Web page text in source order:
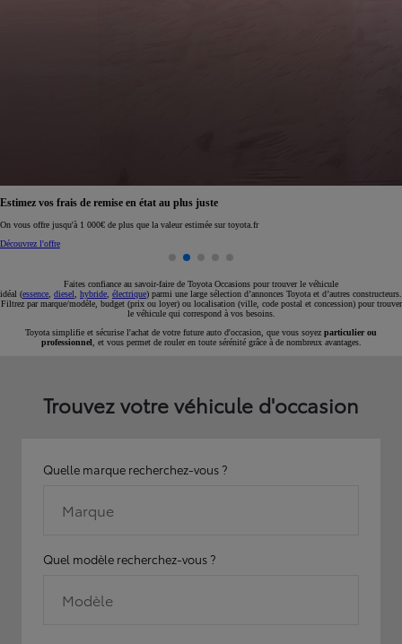
Réservez en ligne votre occasion pour 1€ seulement
Réservez en ligne
Faites confiance au savoir-faire de Toyota Occasions pour trouver le véhicule
idéal (essence diesel hybride électrique) parmi une large sélection d’annonces Toyota et d’autres constructeurs.
Filtrez par marque/modèle, budget (prix ou loyer) ou localisation (ville, code postal et concession) pour trouver
le véhicule qui correspond à vos besoins.
Toyota simplifie et sécurise l'achat de votre future auto d'occasion, que vous soyez particulier ou
professionnel , et vous permet de rouler en toute sérénité grâce à de nombreux avantages.
Trouvez votre véhicule d'occasion
Quelle marque recherchez-vous ?
Marque
Quel modèle recherchez-vous ?
Modèle